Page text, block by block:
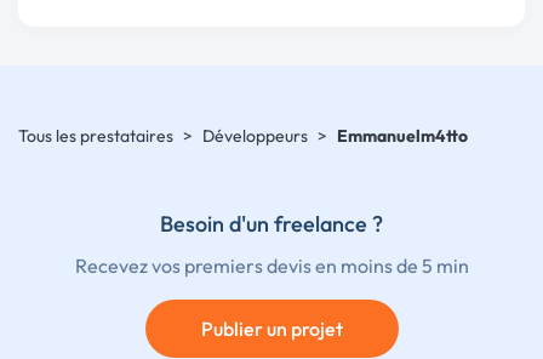
Tous les prestataires > Développeurs > Emmanuelm4tto
Besoin d'un freelance ?
Recevez vos premiers devis en moins de 5 min
Publier un projet